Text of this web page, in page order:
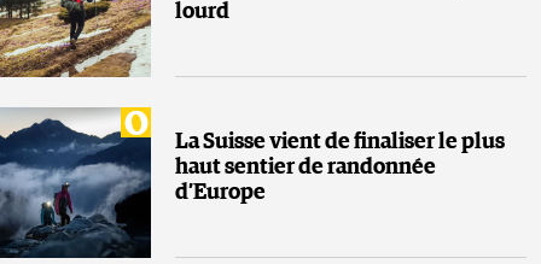
lourd
La Suisse vient de finaliser le plus
haut sentier de randonnée
d’Europe